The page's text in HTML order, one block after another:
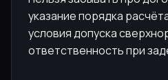
указание порядка
условия допуска
ответственность при